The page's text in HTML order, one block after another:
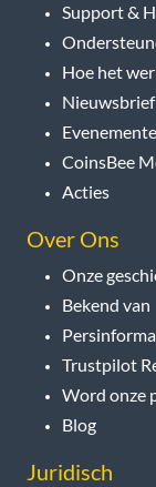
Support &
Hoe het
Nieuwsbrief
CoinsBee
Acties
Over Ons
Onze
Bekend van
Trustpilot
Word onze
Blog
Juridisch